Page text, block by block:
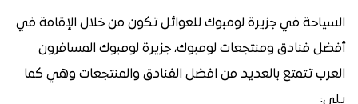
السياحة في جزيرة لومبوك للعوائل تكون من خلال الإقامة في
أفضل فنادق ومنتجعات لومبوك، جزيرة لومبوك المسافرون
العرب تتمتع بالعديد من افضل الفنادق والمنتجعات وهي كما
يلي: